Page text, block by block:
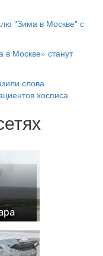
"Зима в Москве" с
Москве» станут
слова
хосписа